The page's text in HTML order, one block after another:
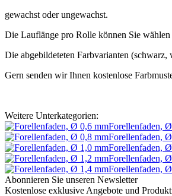
gewachst oder ungewachst.
Die Lauflänge pro Rolle können Sie
Die abgebildeteten Farbvarianten
Gern senden wir Ihnen kostenlose
Weitere Unterkategorien:
Forellenfaden,
Forellenfaden,
Forellenfaden,
Forellenfaden,
Forellenfaden,
Abonnieren Sie unseren Newsletter
Kostenlose exklusive Angebote und